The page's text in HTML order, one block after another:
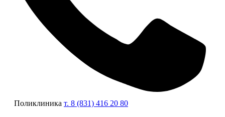
Поликлиника т. 8 (831) 416 20 80